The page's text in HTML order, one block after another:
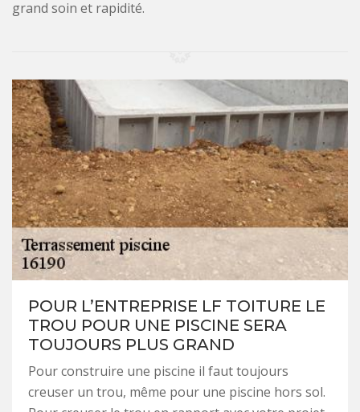
grand soin et rapidité.
POUR L’ENTREPRISE LF TOITURE LE
TROU POUR UNE PISCINE SERA
TOUJOURS PLUS GRAND
Pour construire une piscine il faut toujours
creuser un trou, même pour une piscine hors sol.